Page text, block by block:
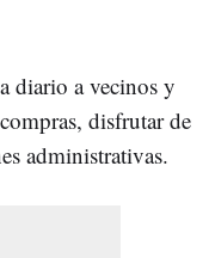
diario a vecinos y
disfrutar de
administrativas.